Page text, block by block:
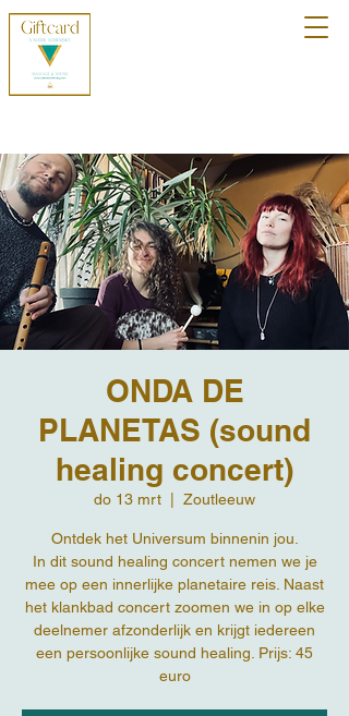
ONDA DE
PLANETAS (sound
healing concert)
do 13 mrt Zoutleeuw
Ontdek het Universum binnenin jou.
In dit sound healing concert nemen we je
mee op een innerlijke planetaire reis. Naast
het klankbad concert zoomen we in op elke
deelnemer afzonderlijk en krijgt iedereen
een persoonlijke sound healing. Prijs: 45
euro